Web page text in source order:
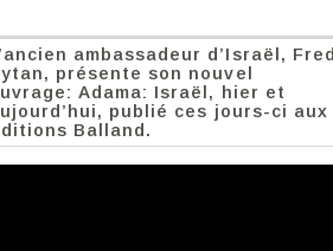
ambassadeur d’Israël,
présente son nouvel
Adama: Israël, hier et
publié ces jours-ci aux
Balland.